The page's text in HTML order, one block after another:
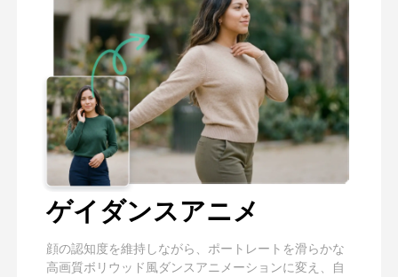
ゲイダンスアニメ
顔の認知度を維持しながら、ポートレートを滑らかな
高画質ボリウッド風ダンスアニメーションに変え、自